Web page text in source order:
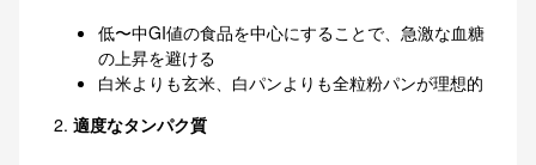
低〜中GI値の食品を中心にすることで、急激な血糖
の上昇を避ける
白米よりも玄米、白パンよりも全粒粉パンが理想的
適度なタンパク質